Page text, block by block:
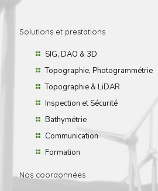
Solutions et prestations
SIG, DAO & 3D
Topographie, Photogrammétrie
Topographie & LiDAR
Inspection et Sécurité
Bathymétrie
Communication
Formation
Nos coordonnées